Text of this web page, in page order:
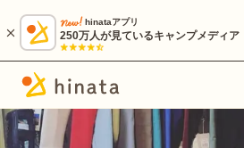
hinataアプリ
250万人が見ているキャンプメディア